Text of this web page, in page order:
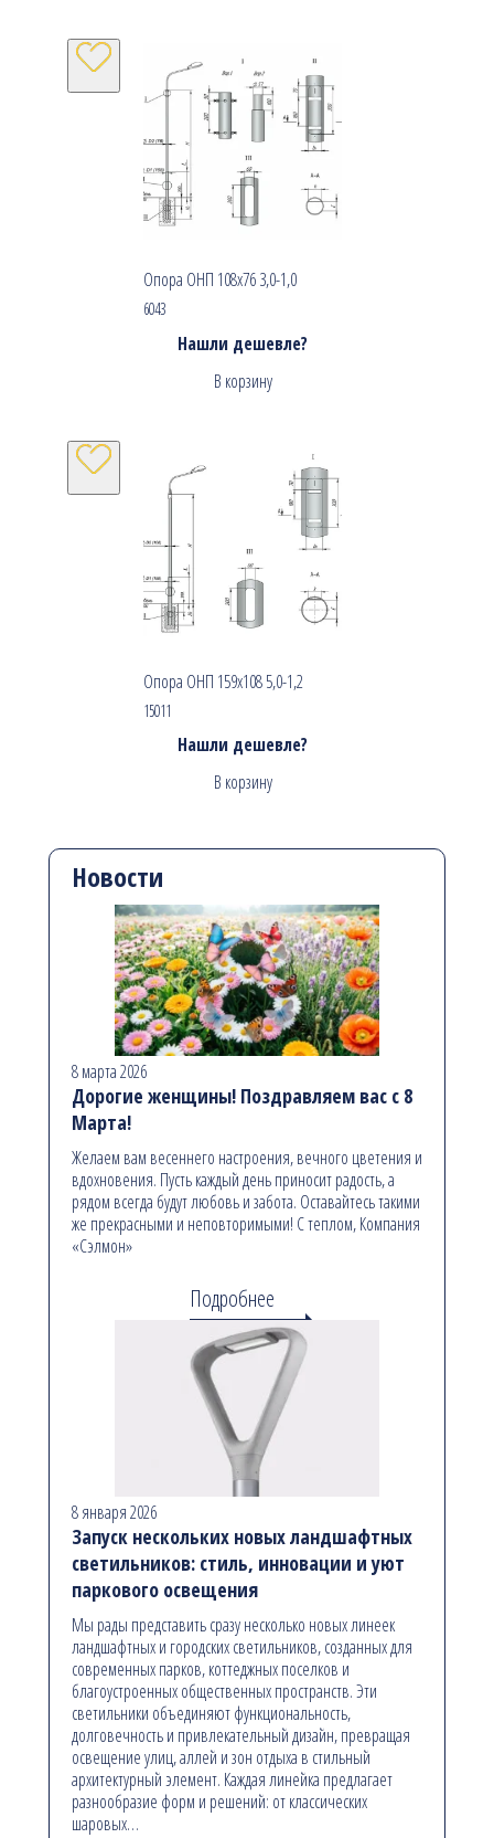
Опора ОНП 108х76 3,0-1,0
6043
Нашли дешевле?
В корзину
Опора ОНП 159х108 5,0-1,2
15011
Нашли дешевле?
В корзину
Новости
8 марта 2026
Дорогие женщины! Поздравляем вас с 8
Марта!
Желаем вам весеннего настроения, вечного цветения и
вдохновения. Пусть каждый день приносит радость, а
рядом всегда будут любовь и забота. Оставайтесь такими
же прекрасными и неповторимыми! С теплом, Компания
«Сэлмон»
Подробнее
8 января 2026
Запуск нескольких новых ландшафтных
светильников: стиль, инновации и уют
паркового освещения
Мы рады представить сразу несколько новых линеек
ландшафтных и городских светильников, созданных для
современных парков, коттеджных поселков и
благоустроенных общественных пространств. Эти
светильники объединяют функциональность,
долговечность и привлекательный дизайн, превращая
освещение улиц, аллей и зон отдыха в стильный
архитектурный элемент. Каждая линейка предлагает
разнообразие форм и решений: от классических
шаровых…